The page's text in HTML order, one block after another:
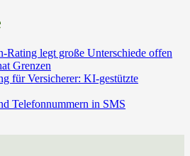
Rating legt große Unterschiede offen
Grenzen
für Versicherer: KI-gestützte
Telefonnummern in SMS